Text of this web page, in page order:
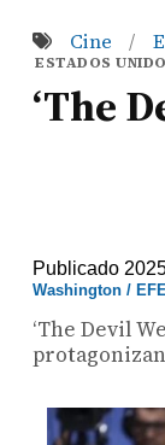
Cine /
ESTADOS
‘The
Publicado
Washington /
‘The Devil